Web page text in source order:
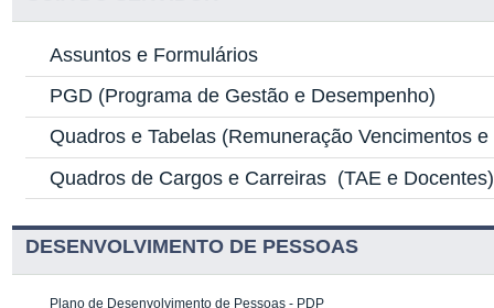
Assuntos e Formulários
PGD (Programa de Gestão e Desempenho)
Quadros e Tabelas (Remuneração Vencimentos
Quadros de Cargos e Carreiras (TAE e Docentes)
DESENVOLVIMENTO DE PESSOAS
Plano de Desenvolvimento de Pessoas - PDP